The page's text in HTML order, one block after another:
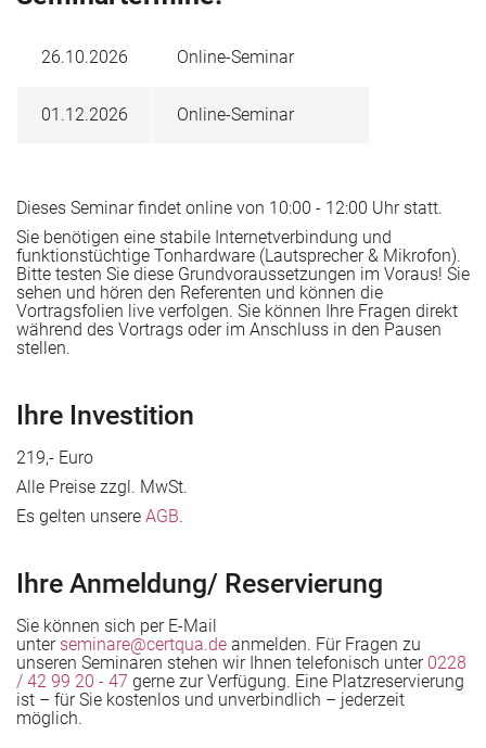
mit Vergabeverfahren
Unternehmen
Institutionelle Akkreditierung der dazugehörigen
Technischen Hochschule.
Umwelt sowie EOQ Quality
Winter Semester 2022/2023 nahm er einen Lehrauftrag
Bochum mit der Vorlesung „Qualitätsmangement“
im berufsbegleitenden Masterstudiengang
„Betriebssicherheitsmanagement (BSM)“ wahr. Ferner hat
er Bildungsträger beim Aufbau prozessorientierter
Qualitätsmanagementsysteme beraten.
26.10.2026 Online-Seminar
01.12.2026 Online-Seminar
Dieses Seminar findet online von 10:00 - 12:00 Uhr statt.
Sie benötigen eine stabile Internetverbindung und
funktionstüchtige Tonhardware (Lautsprecher & Mikrofon).
Bitte testen Sie diese Grundvoraussetzungen im Voraus! Sie
sehen und hören den Referenten und können die
Vortragsfolien live verfolgen. Sie können Ihre Fragen direkt
während des Vortrags oder im Anschluss in den Pausen
stellen.
Ihre Investition
219,- Euro
Alle Preise zzgl. MwSt.
Es gelten unsere AGB.
Ihre Anmeldung/ Reservierung
Sie können sich per E-Mail
unter seminare@certqua.de anmelden. Für Fragen zu
unseren Seminaren stehen wir Ihnen telefonisch unter 0228
/ 42 99 20 - 47 gerne zur Verfügung. Eine Platzreservierung
ist – für Sie kostenlos und unverbindlich – jederzeit
möglich.